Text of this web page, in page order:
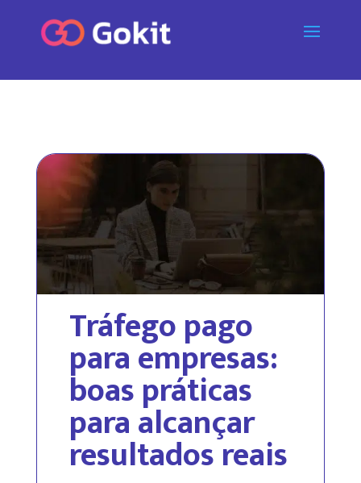
Tráfego pago
para empresas:
boas práticas
para alcançar
resultados reais